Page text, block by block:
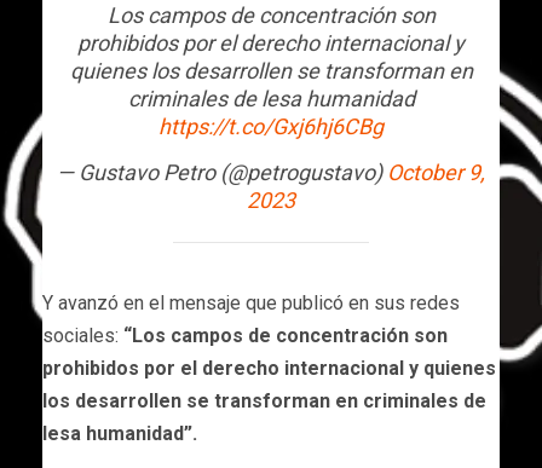
Los campos de concentración son
prohibidos por el derecho internacional y
quienes los desarrollen se transforman en
criminales de lesa humanidad
https://t.co/Gxj6hj6CBg
— Gustavo Petro (@petrogustavo) October 9,
2023
Y avanzó en el mensaje que publicó en sus redes
sociales: “Los campos de concentración son
prohibidos por el derecho internacional y quienes
los desarrollen se transforman en criminales de
lesa humanidad”.